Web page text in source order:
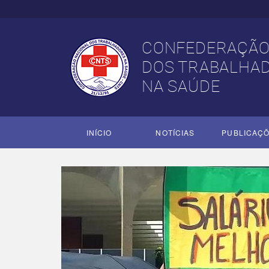
DOS
NA SAÚDE
INÍCIO NOTÍCIAS